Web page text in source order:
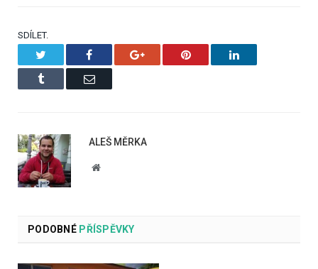
SDÍLET.
Facebook Google+ Pinterest LinkedIn
Tumblr Email
ALEŠ MĚRKA
Website
PODOBNÉPŘÍSPĚVKY